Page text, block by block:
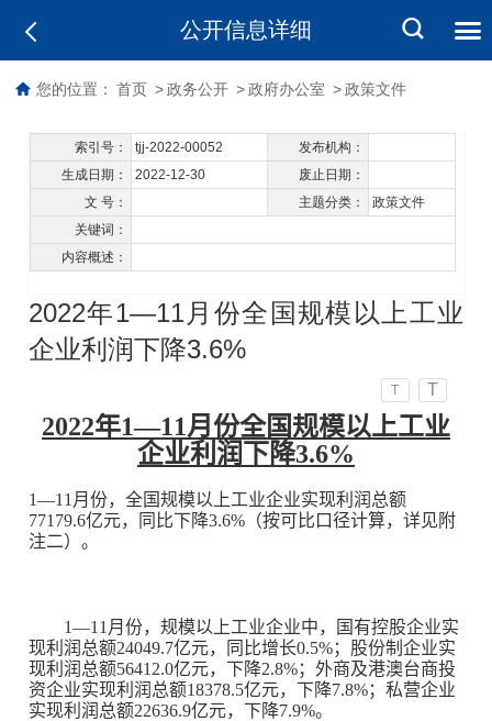
公开信息详细
您的位置： 首页 > 政务公开 > 政府办公室 > 政策文件
索引号： tjj-2022-00052
发布机构：
生成日期：
2022-12-30
废止日期：
文 号：
主题分类：
政策文件
关键词：
内容概述：
2022年1—11月份全国规模以上工业
企业利润下降3.6%
T T
2022年1—11月份全国规模以上工业
企业利润下降3.6%
1—11 月份，全国规模以上工业企业实现利润总额
77179.6亿元，同比下降3.6% （按可比口径计算，详见附
注二）。
1—11 月份，规模以上工业企业中，国有控股企业实
现利润总额24049.7亿元，同比增长0.5%；股份制企业实
现利润总额56412.0亿元，下降2.8%；外商及港澳台商投
资企业实现利润总额18378.5亿元，下降7.8%；私营企业
实现利润总额22636.9亿元，下降7.9%。